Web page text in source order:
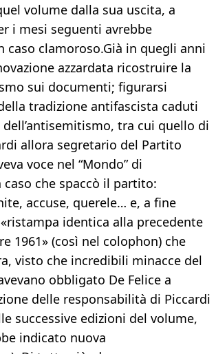
volume dalla sua uscita, a
i mesi seguenti avrebbe
caso clamoroso.Già in quegli anni
azzardata ricostruire la
sui documenti; figurarsi
tradizione antifascista caduti
tra cui quello di
allora segretario del Partito
voce nel “Mondo” di
caso che spaccò il partito:
accuse, querele… e, a fine
identica alla precedente
1961» (così nel colophon) che
visto che incredibili minacce del
obbligato De Felice a
delle responsabilità di Piccardi
successive edizioni del volume,
indicato nuova